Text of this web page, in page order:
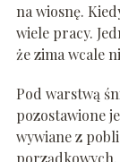
na wiosnę.
wiele pracy.
że zima wcale
Pod warstwą
pozostawione
wywiane z
porządkowych.